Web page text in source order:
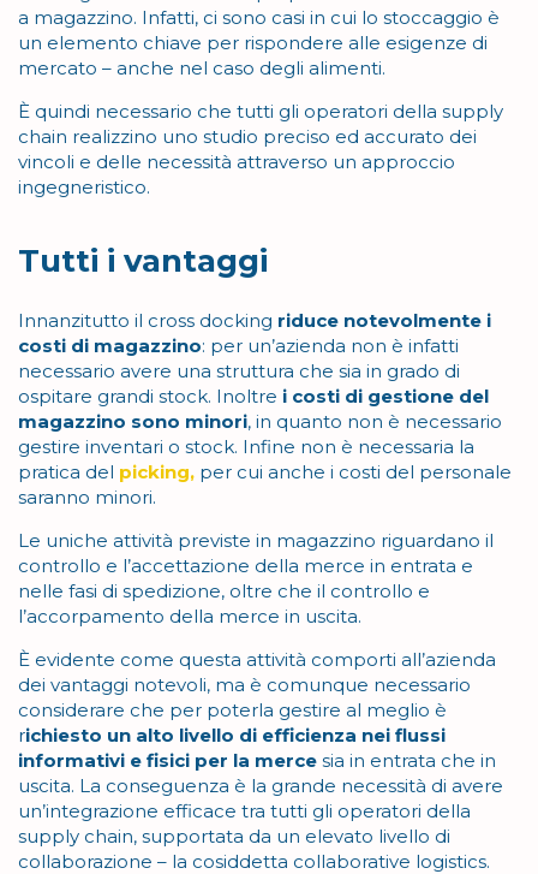
a magazzino. Infatti, ci sono casi in cui lo stoccaggio è
un elemento chiave per rispondere alle esigenze di
mercato – anche nel caso degli alimenti.
È quindi necessario che tutti gli operatori della supply
chain realizzino uno studio preciso ed accurato dei
vincoli e delle necessità attraverso un approccio
ingegneristico.
Tutti i vantaggi
Innanzitutto il cross docking riduce notevolmente i
costi di magazzino: per un’azienda non è infatti
necessario avere una struttura che sia in grado di
ospitare grandi stock. Inoltre i costi di gestione del
magazzino sono minori, in quanto non è necessario
gestire inventari o stock. Infine non è necessaria la
pratica del picking, per cui anche i costi del personale
saranno minori.
Le uniche attività previste in magazzino riguardano il
controllo e l’accettazione della merce in entrata e
nelle fasi di spedizione, oltre che il controllo e
l’accorpamento della merce in uscita.
È evidente come questa attività comporti all’azienda
dei vantaggi notevoli, ma è comunque necessario
considerare che per poterla gestire al meglio è
richiesto un alto livello di efficienza nei flussi
informativi e fisici per la merce sia in entrata che in
uscita. La conseguenza è la grande necessità di avere
un’integrazione efficace tra tutti gli operatori della
supply chain, supportata da un elevato livello di
collaborazione – la cosiddetta collaborative logistics.